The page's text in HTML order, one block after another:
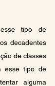
tipo de
decadentes
de classes
esse tipo de
alguma